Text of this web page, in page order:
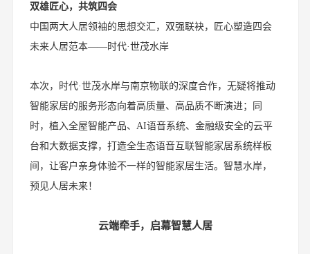
双雄匠心，共筑四会
中国两大人居领袖的思想交汇，双强联袂，匠心塑造四会
未来人居范本——时代·世茂水岸
本次，时代·世茂水岸与南京物联的深度合作，无疑将推动
智能家居的服务形态向着高质量、高品质不断演进；同
时，植入全屋智能产品、AI语音系统、金融级安全的云平
台和大数据支撑，打造全生态语音互联智能家居系统样板
间，让客户亲身体验不一样的智能家居生活。智慧水岸，
预见人居未来！
云端牵手，启幕智慧人居